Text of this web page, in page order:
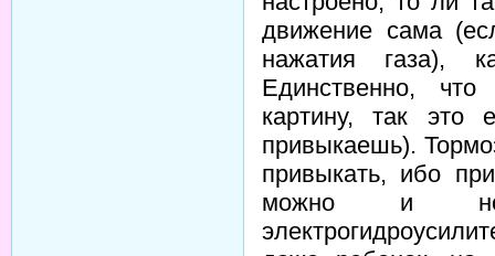
движение сама
нажатия газа),
Единственно,
картину, так
привыкаешь).
привыкать, ибо
можно и